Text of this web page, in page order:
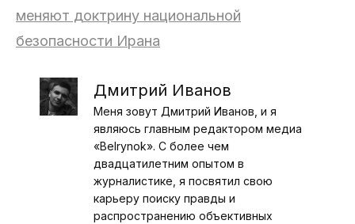
меняют доктрину национальной
безопасности Ирана
Дмитрий Иванов
Меня зовут Дмитрий Иванов, и я
являюсь главным редактором медиа
«Belrynok». С более чем
двадцатилетним опытом в
журналистике, я посвятил свою
карьеру поиску правды и
распространению объективных